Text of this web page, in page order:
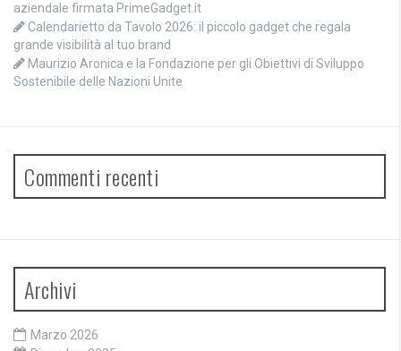
aziendale firmata PrimeGadget.it
Calendarietto da Tavolo 2026: il piccolo gadget che regala
grande visibilità al tuo brand
Maurizio Aronica e la Fondazione per gli Obiettivi di Sviluppo
Sostenibile delle Nazioni Unite
Commenti recenti
Archivi
Marzo 2026